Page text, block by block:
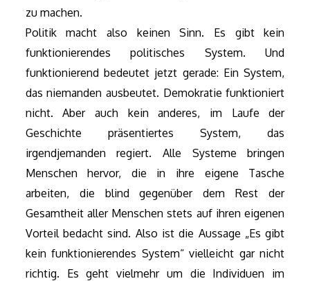
zu machen.
Politik macht also keinen Sinn. Es gibt kein
funktionierendes politisches System. Und
funktionierend bedeutet jetzt gerade: Ein System,
das niemanden ausbeutet. Demokratie funktioniert
nicht. Aber auch kein anderes, im Laufe der
Geschichte präsentiertes System, das
irgendjemanden regiert. Alle Systeme bringen
Menschen hervor, die in ihre eigene Tasche
arbeiten, die blind gegenüber dem Rest der
Gesamtheit aller Menschen stets auf ihren eigenen
Vorteil bedacht sind. Also ist die Aussage „Es gibt
kein funktionierendes System“ vielleicht gar nicht
richtig. Es geht vielmehr um die Individuen im